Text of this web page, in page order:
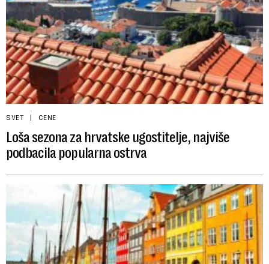
SVET CENE
Loša sezona za hrvatske ugostitelje, najviše
podbacila popularna ostrva